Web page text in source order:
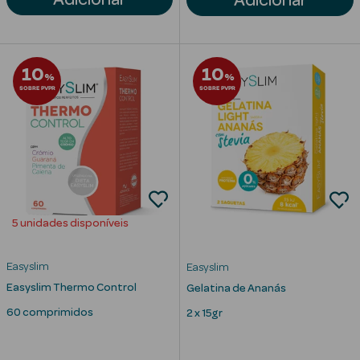
Limpeza Facial
Desmaquilhantes
Esfoliantes
Máscaras
Faciais
Solares
10%
SOBRE PVPR
5 unidades disponíveis
Easyslim
Easyslim Thermo Control
60 comprimidos
10%
SOBRE PVPR
Easyslim
Gelatina de Ananás
2 x 15gr